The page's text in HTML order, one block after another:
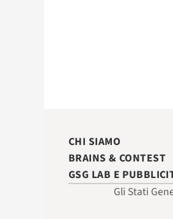
CHI SIAMO
BRAINS & CONTEST
GSG LAB E
Gli Stati